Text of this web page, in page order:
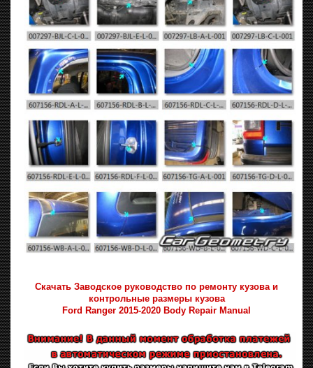
Скачать Заводское руководство по ремонту кузова и
контрольные размеры кузова
Ford Ranger 2015-2020 Body Repair Manual